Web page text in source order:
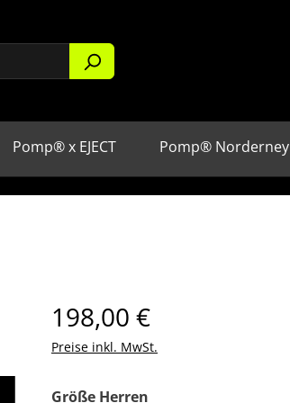
Pomp® x EJECT Pomp® Norderney
Regulärer Preis:
198,00 €
Preise inkl. MwSt.
Größe Herren